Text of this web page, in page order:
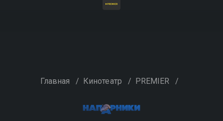
Главная / Кинотеатр / PREMIER /